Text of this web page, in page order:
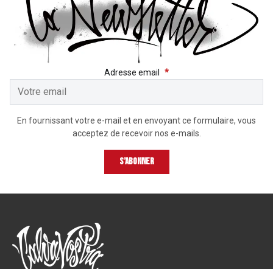
RECEVEZ LES
Adresse email *
En fournissant votre e-mail et en envoyant ce formulaire, vous
acceptez de recevoir nos e-mails.
S’abonner